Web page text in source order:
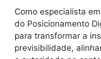
Como especialista
do Posicionamento
para transformar a
previsibilidade,